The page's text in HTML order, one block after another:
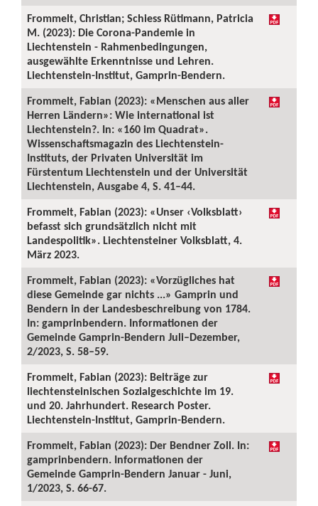
Frommelt, Christian; Schiess Rütimann, Patricia
M. (2023): Die Corona-Pandemie in
Liechtenstein - Rahmenbedingungen,
ausgewählte Erkenntnisse und Lehren.
Liechtenstein-Institut, Gamprin-Bendern.
Frommelt, Fabian (2023): «Menschen aus aller
Herren Ländern»: Wie international ist
Liechtenstein?. In: «160 im Quadrat».
Wissenschaftsmagazin des Liechtenstein-
Instituts, der Privaten Universität im
Fürstentum Liechtenstein und der Universität
Liechtenstein, Ausgabe 4, S. 41–44.
Frommelt, Fabian (2023): «Unser ‹Volksblatt›
befasst sich grundsätzlich nicht mit
Landespolitik». Liechtensteiner Volksblatt, 4.
März 2023.
Frommelt, Fabian (2023): «Vorzügliches hat
diese Gemeinde gar nichts ...» Gamprin und
Bendern in der Landesbeschreibung von 1784.
In: gamprinbendern. Informationen der
Gemeinde Gamprin-Bendern Juli–Dezember,
2/2023, S. 58–59.
Frommelt, Fabian (2023): Beiträge zur
liechtensteinischen Sozialgeschichte im 19.
und 20. Jahrhundert. Research Poster.
Liechtenstein-Institut, Gamprin-Bendern.
Frommelt, Fabian (2023): Der Bendner Zoll. In:
gamprinbendern. Informationen der
Gemeinde Gamprin-Bendern Januar - Juni,
1/2023, S. 66-67.